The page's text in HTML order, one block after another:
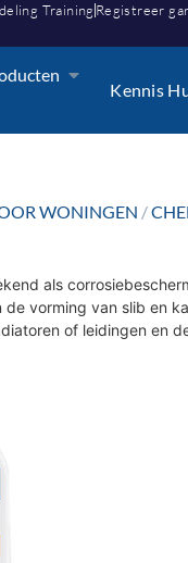
Training Registreer
Kennis
WONINGEN /
als
vorming van slib en
of leidingen en